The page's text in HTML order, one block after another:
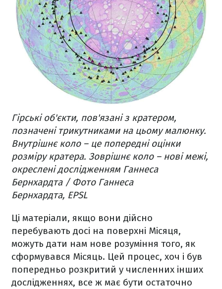
Гірські об'єкти, пов'язані з кратером,
позначені трикутниками на цьому малюнку.
Внутрішнє коло – це попередні оцінки
розміру кратера. Зоврішнє коло – нові межі,
окреслені дослідженням Ганнеса
Бернхардта / Фото Ганнеса
Бернхардта, EPSL
Ці матеріали, якщо вони дійсно
перебувають досі на поверхні Місяця,
можуть дати нам нове розуміння того, як
сформувався Місяць. Цей процес, хоч і був
попередньо розкритий у численних інших
дослідженнях, все ж має бути остаточно